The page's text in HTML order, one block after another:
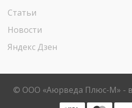
Статьи
Новости
Яндекс Дзен
© ООО «Аюрведа Плюс-М» -